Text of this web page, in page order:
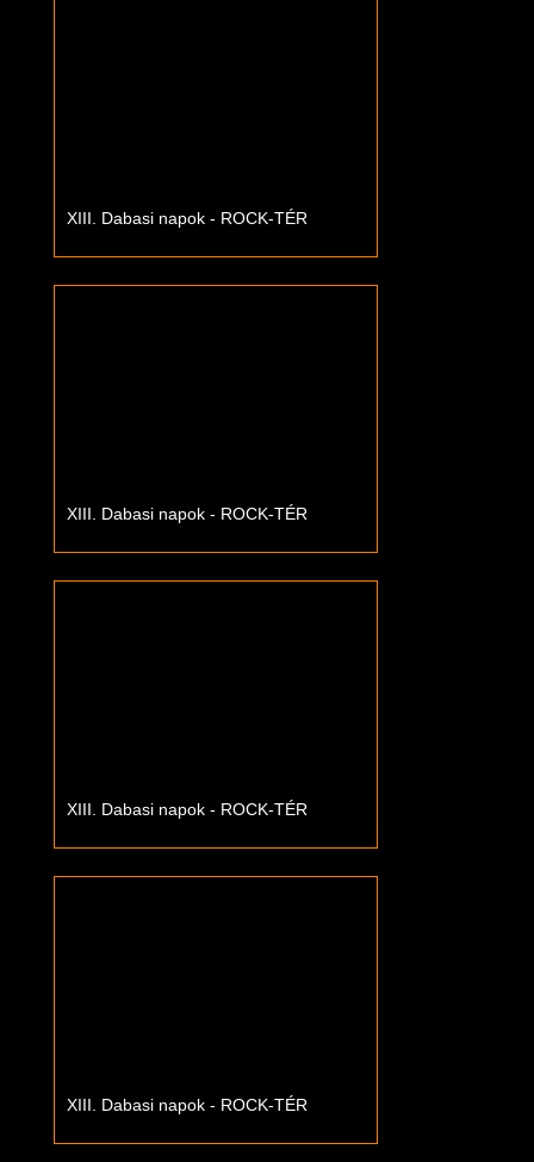
XIII. Dabasi napok - ROCK-TÉR
XIII. Dabasi napok - ROCK-TÉR
XIII. Dabasi napok - ROCK-TÉR
XIII. Dabasi napok - ROCK-TÉR